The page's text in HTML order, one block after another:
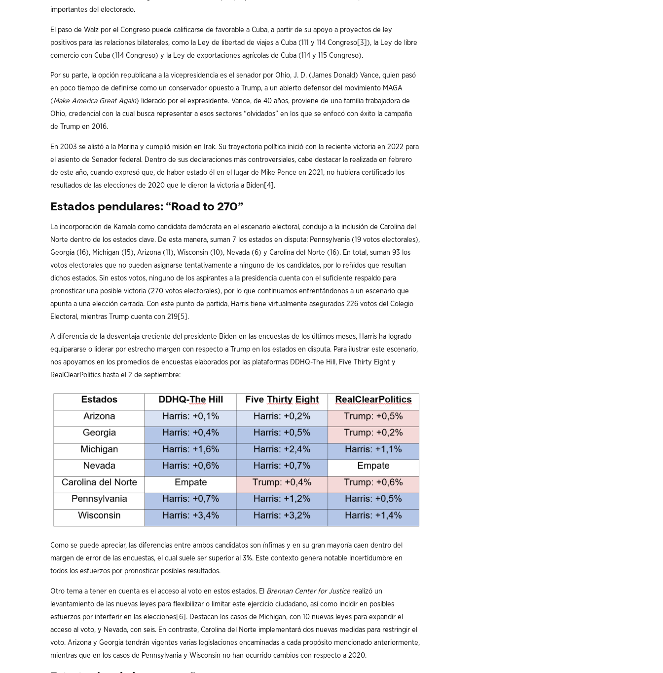
importantes del electorado.
El paso de Walz por el Congreso puede calificarse de favorable a Cuba, a partir de su apoyo a proyectos de ley
positivos para las relaciones bilaterales, como la Ley de libertad de viajes a Cuba (111 y 114 Congreso[3]), la Ley de libre
comercio con Cuba (114 Congreso) y la Ley de exportaciones agrícolas de Cuba (114 y 115 Congreso).
Por su parte, la opción republicana a la vicepresidencia es el senador por Ohio, J. D. (James Donald) Vance, quien pasó
en poco tiempo de definirse como un conservador opuesto a Trump, a un abierto defensor del movimiento MAGA
(Make America Great Again) liderado por el expresidente. Vance, de 40 años, proviene de una familia trabajadora de
Ohio, credencial con la cual busca representar a esos sectores “olvidados” en los que se enfocó con éxito la campaña
de Trump en 2016.
En 2003 se alistó a la Marina y cumplió misión en Irak. Su trayectoria política inició con la reciente victoria en 2022 para
el asiento de Senador federal. Dentro de sus declaraciones más controversiales, cabe destacar la realizada en febrero
de este año, cuando expresó que, de haber estado él en el lugar de Mike Pence en 2021, no hubiera certificado los
resultados de las elecciones de 2020 que le dieron la victoria a Biden [4] .
Estados pendulares: “Road to 270”
La incorporación de Kamala como candidata demócrata en el escenario electoral, condujo a la inclusión de Carolina del
Norte dentro de los estados clave. De esta manera, suman 7 los estados en disputa: Pennsylvania (19 votos electorales),
Georgia (16), Michigan (15), Arizona (11), Wisconsin (10), Nevada (6) y Carolina del Norte (16). En total, suman 93 los
votos electorales que no pueden asignarse tentativamente a ninguno de los candidatos, por lo reñidos que resultan
dichos estados. Sin estos votos, ninguno de los aspirantes a la presidencia cuenta con el suficiente respaldo para
pronosticar una posible victoria (270 votos electorales), por lo que continuamos enfrentándonos a un escenario que
apunta a una elección cerrada. Con este punto de partida, Harris tiene virtualmente asegurados 226 votos del Colegio
Electoral, mientras Trump cuenta con 219[5] .
A diferencia de la desventaja creciente del presidente Biden en las encuestas de los últimos meses, Harris ha logrado
equipararse o liderar por estrecho margen con respecto a Trump en los estados en disputa. Para ilustrar este escenario,
nos apoyamos en los promedios de encuestas elaborados por las plataformas DDHQ-The Hill, Five Thirty Eight y
RealClearPolitics hasta el 2 de septiembre:
Como se puede apreciar, las diferencias entre ambos candidatos son ínfimas y en su gran mayoría caen dentro del
margen de error de las encuestas, el cual suele ser superior al 3%. Este contexto genera notable incertidumbre en
todos los esfuerzos por pronosticar posibles resultados.
Otro tema a tener en cuenta es el acceso al voto en estos estados. El Brennan Center for Justice realizó un
levantamiento de las nuevas leyes para flexibilizar o limitar este ejercicio ciudadano, así como incidir en posibles
esfuerzos por interferir en las elecciones [6] . Destacan los casos de Michigan, con 10 nuevas leyes para expandir el
acceso al voto, y Nevada, con seis. En contraste, Carolina del Norte implementará dos nuevas medidas para restringir el
voto. Arizona y Georgia tendrán vigentes varias legislaciones encaminadas a cada propósito mencionado anteriormente,
mientras que en los casos de Pennsylvania y Wisconsin no han ocurrido cambios con respecto a 2020.